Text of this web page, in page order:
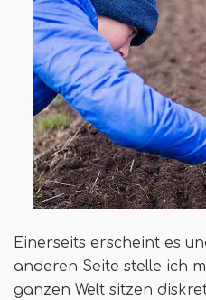
Einerseits erscheint es
anderen Seite stelle ich
ganzen Welt sitzen